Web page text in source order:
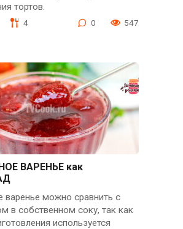
тортов.
4 0 547
ВАРЕНЬЕ как
варенье можно сравнить с
в собственном соку, так как
используется